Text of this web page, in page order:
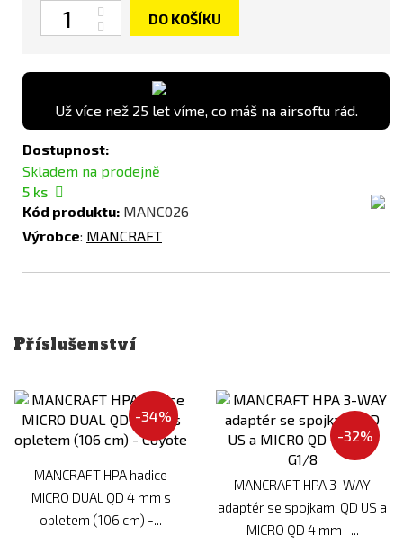
Počet
DO KOŠÍKU
Už více než 25 let víme, co máš na airsoftu rád.
Dostupnost:
Skladem na prodejně
5 ks
Kód produktu: MANC026
Výrobce: MANCRAFT
Příslušenství
-34%
MANCRAFT HPA hadice
MICRO DUAL QD 4 mm s
opletem (106 cm) -...
-32%
MANCRAFT HPA 3-WAY
adaptér se spojkami QD US a
MICRO QD 4 mm -...